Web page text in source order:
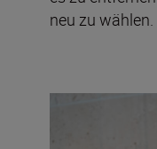
neu zu wählen.